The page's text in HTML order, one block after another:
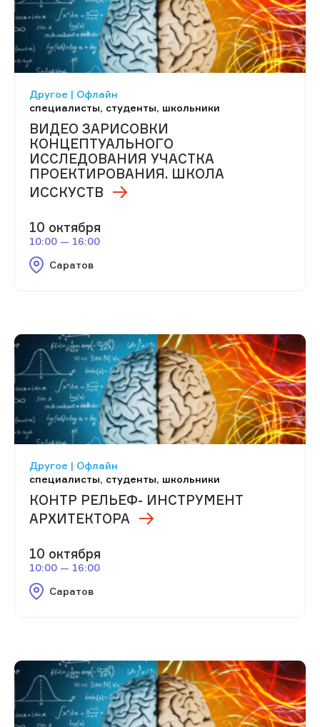
Другое | Офлайн
специалисты, студенты, школьники
ВИДЕО ЗАРИСОВКИ
КОНЦЕПТУАЛЬНОГО
ИССЛЕДОВАНИЯ УЧАСТКА
ПРОЕКТИРОВАНИЯ. ШКОЛА
ИССКУСТВ
10 октября
10:00 — 16:00
Саратов
Другое | Офлайн
специалисты, студенты, школьники
КОНТР РЕЛЬЕФ- ИНСТРУМЕНТ
АРХИТЕКТОРА
10 октября
10:00 — 16:00
Саратов